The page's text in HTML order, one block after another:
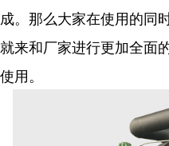
成。那么大家在使用的同
就来和厂家进行更加全面
使用。